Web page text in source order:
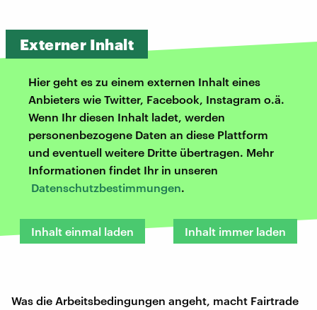
Externer Inhalt
Hier geht es zu einem externen Inhalt eines
Anbieters wie Twitter, Facebook, Instagram o.ä.
Wenn Ihr diesen Inhalt ladet, werden
personenbezogene Daten an diese Plattform
und eventuell weitere Dritte übertragen. Mehr
Informationen findet Ihr in unseren
Datenschutzbestimmungen.
Inhalt einmal laden Inhalt immer laden
Was die Arbeitsbedingungen angeht, macht Fairtrade